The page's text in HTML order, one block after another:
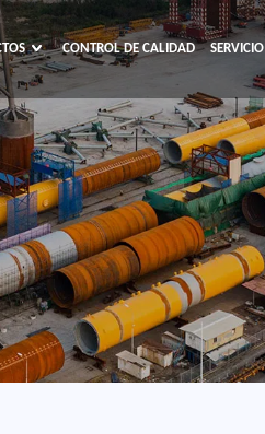
CONTROL DE CALIDAD SERVICIO